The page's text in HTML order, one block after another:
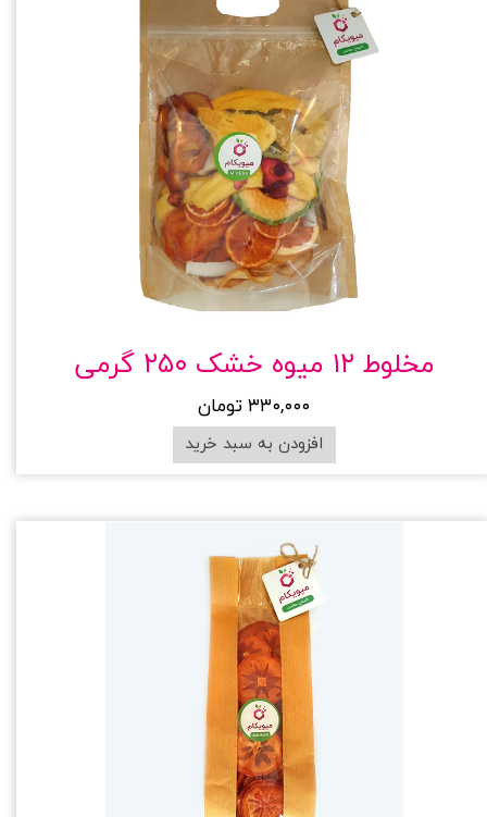
مخلوط ۱۲ میوه خشک ۲۵۰ گرمی
۳۳۰,۰۰۰ تومان
افزودن به سبد خرید